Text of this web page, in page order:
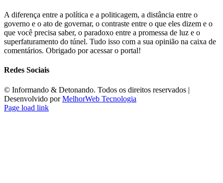
A diferença entre a política e a politicagem, a distância entre o
governo e o ato de governar, o contraste entre o que eles dizem e o
que você precisa saber, o paradoxo entre a promessa de luz e o
superfaturamento do túnel. Tudo isso com a sua opinião na caixa de
comentários. Obrigado por acessar o portal!
Redes Sociais
©️ Informando & Detonando. Todos os direitos reservados |
Desenvolvido porMelhorWeb Tecnologia
Page load link